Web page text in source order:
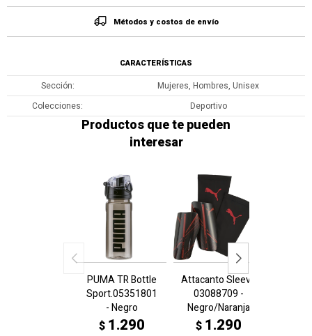
Métodos y costos de envío
CARACTERÍSTICAS
Sección
Mujeres, Hombres, Unisex
Colecciones
Deportivo
Productos que te pueden
interesar
PUMA TR Bottle
Sport.05351801
- Negro
$ 1.290
Attacanto Sleeve
03088709 -
Negro/Naranja
$ 1.290